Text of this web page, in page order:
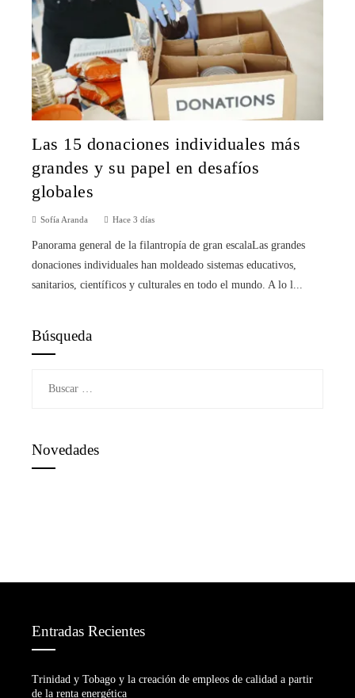
Las 15 donaciones individuales más
grandes y su papel en desafíos
globales
Sofía Aranda Hace 3 días
Panorama general de la filantropía de gran escalaLas grandes
donaciones individuales han moldeado sistemas educativos,
sanitarios, científicos y culturales en todo el mundo. A lo l...
Búsqueda
Novedades
Entradas Recientes
Trinidad y Tobago y la creación de empleos de calidad a partir
de la renta energética